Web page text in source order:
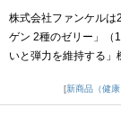
株式会社ファンケル
ゲン 2種のゼリー」（
いと弾力を維持する
新商品（健康